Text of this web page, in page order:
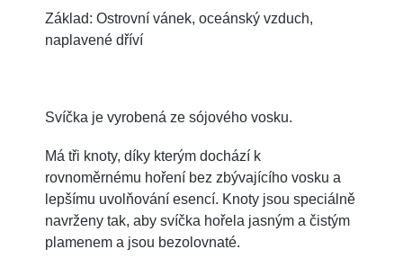
Základ: Ostrovní vánek, oceánský vzduch,
naplavené dříví
Svíčka je vyrobená ze sójového vosku.
Má tři knoty, díky kterým dochází k
rovnoměrnému hoření bez zbývajícího vosku a
lepšímu uvolňování esencí. Knoty jsou speciálně
navrženy tak, aby svíčka hořela jasným a čistým
plamenem a jsou bezolovnaté.